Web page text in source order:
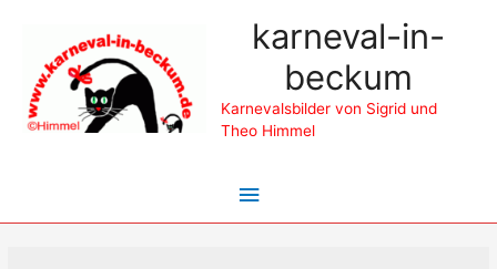
karneval-in-
beckum
Karnevalsbilder von Sigrid und
Theo Himmel
Hauptmenü